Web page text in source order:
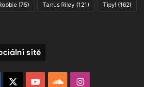
(75) Tarrus Riley (121) Tipy! (162)
sítě
Facebook YouTubeSoundCloud
Instagram